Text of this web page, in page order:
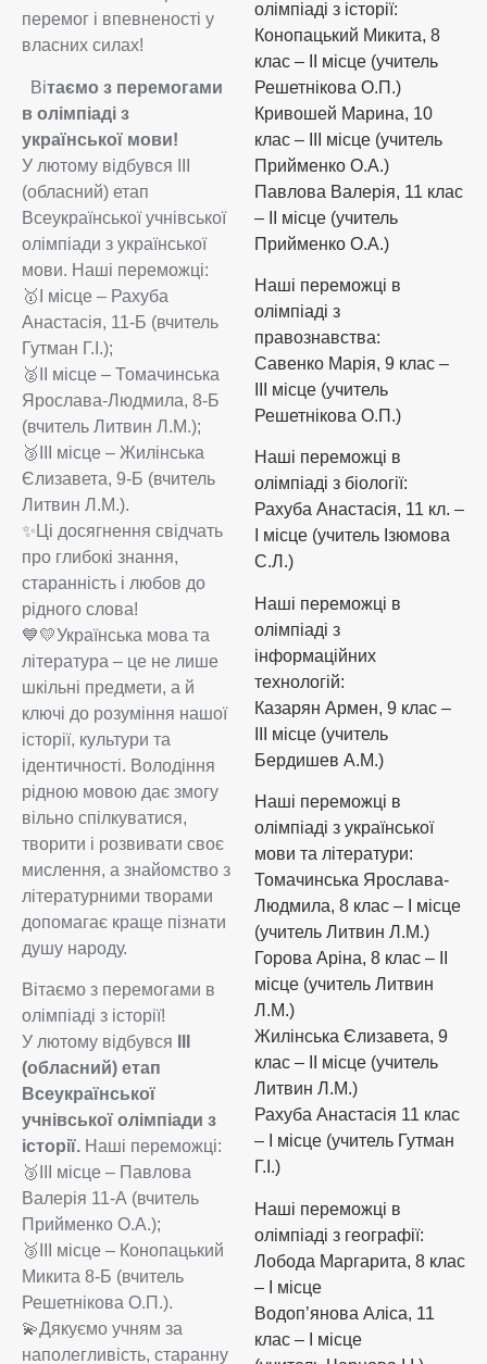
перемог і впевненості у
власних силах!
Вітаємо з перемогами
в олімпіаді з
української мови!
У лютому відбувся ІІІ
(обласний) етап
Всеукраїнської учнівської
олімпіади з української
мови. Наші переможці:
🥇І місце – Рахуба
Анастасія, 11-Б (вчитель
Гутман Г.І.);
🥈ІІ місце – Томачинська
Ярослава-Людмила, 8-Б
(вчитель Литвин Л.М.);
🥉ІІІ місце – Жилінська
Єлизавета, 9-Б (вчитель
Литвин Л.М.).
✨️Ці досягнення свідчать
про глибокі знання,
старанність і любов до
рідного слова!
💙💛Українська мова та
література – це не лише
шкільні предмети, а й
ключі до розуміння нашої
історії, культури та
ідентичності. Володіння
рідною мовою дає змогу
вільно спілкуватися,
творити і розвивати своє
мислення, а знайомство з
літературними творами
допомагає краще пізнати
душу народу.
Вітаємо з перемогами в
олімпіаді з історії!
У лютому відбувся
(обласний) етап
Всеукраїнської
учнівської олімпіади з
історії. Наші переможці:
🥉ІІІ місце – Павлова
Валерія 11-А (вчитель
Прийменко О.А.);
🥉ІІІ місце – Конопацький
Микита 8-Б (вчитель
Решетнікова О.П.).
💫Дякуємо учням за
наполегливість, старанну
олімпіаді з історії:
Конопацький Микита, 8
клас – ІІ місце (учитель
Решетнікова О.П.)
Кривошей Марина, 10
клас – ІІІ місце (учитель
Прийменко О.А.)
Павлова Валерія, 11 клас
– ІІ місце (учитель
Прийменко О.А.)
Наші переможці в
олімпіаді з
правознавства:
Савенко Марія, 9 клас –
ІІІ місце (учитель
Решетнікова О.П.)
Наші переможці в
олімпіаді з біології:
Рахуба Анастасія, 11 кл. –
І місце (учитель Ізюмова
С.Л.)
Наші переможці в
олімпіаді з
інформаційних
технологій:
Казарян Армен, 9 клас –
III місце (учитель
Бердишев А.М.)
Наші переможці в
олімпіаді з української
мови та літератури:
Томачинська Ярослава-
Людмила, 8 клас – I місце
(учитель Литвин Л.М.)
Горова Аріна, 8 клас – II
місце (учитель Литвин
Л.М.)
Жилінська Єлизавета, 9
клас – II місце (учитель
Литвин Л.М.)
Рахуба Анастасія 11 клас
– I місце (учитель Гутман
Г.І.)
Наші переможці в
олімпіаді з географії:
Лобода Маргарита, 8 клас
– I місце
Водоп’янова Аліса, 11
клас – I місце